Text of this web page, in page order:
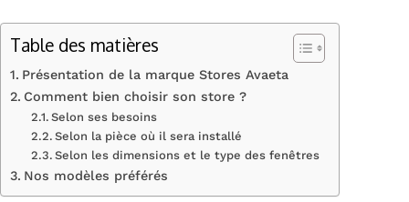
Table des matières
Présentation de la marque Stores Avaeta
Comment bien choisir son store ?
Selon ses besoins
Selon la pièce où il sera installé
Selon les dimensions et le type des fenêtres
Nos modèles préférés